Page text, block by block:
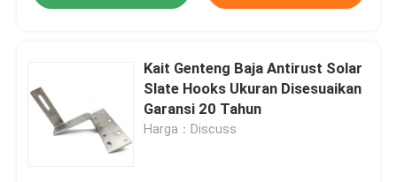
Kontrol kualitas
Hubungi kami
Kait Genteng Baja Antirust Solar
Slate Hooks Ukuran Disesuaikan
Garansi 20 Tahun
Harga：Discuss